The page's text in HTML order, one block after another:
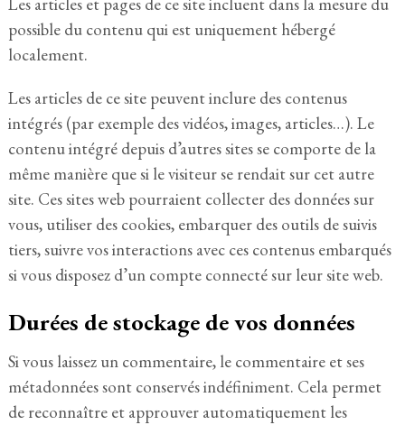
possible du contenu qui est uniquement hébergé
localement.
Les articles de ce site peuvent inclure des contenus
intégrés (par exemple des vidéos, images, articles…). Le
contenu intégré depuis d’autres sites se comporte de la
même manière que si le visiteur se rendait sur cet autre
site. Ces sites web pourraient collecter des données sur
vous, utiliser des cookies, embarquer des outils de suivis
tiers, suivre vos interactions avec ces contenus embarqués
si vous disposez d’un compte connecté sur leur site web.
Durées de stockage de vos données
Si vous laissez un commentaire, le commentaire et ses
métadonnées sont conservés indéfiniment. Cela permet
de reconnaître et approuver automatiquement les